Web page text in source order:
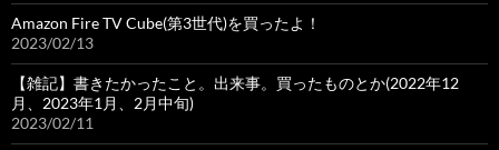
Amazon Fire TV Cube(第3世代)を買ったよ！
2023/02/13
【雑記】書きたかったこと。出来事。買ったものとか(2022年12
月、2023年1月、2月中旬)
2023/02/11